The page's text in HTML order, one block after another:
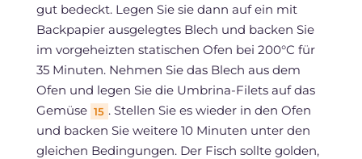
gut bedeckt. Legen Sie sie dann auf ein mit
Backpapier ausgelegtes Blech und backen Sie
im vorgeheizten statischen Ofen bei 200°C für
35 Minuten. Nehmen Sie das Blech aus dem
Ofen und legen Sie die Umbrina-Filets auf das
Gemüse 15 . Stellen Sie es wieder in den Ofen
und backen Sie weitere 10 Minuten unter den
gleichen Bedingungen. Der Fisch sollte golden,